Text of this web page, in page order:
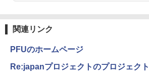
関連リンク
PFUのホームページ
Re:japanプロジェクトのプロジェク